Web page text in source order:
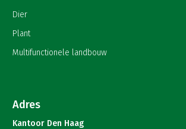
Dier
Plant
Multifunctionele landbouw
Adres
Kantoor Den Haag